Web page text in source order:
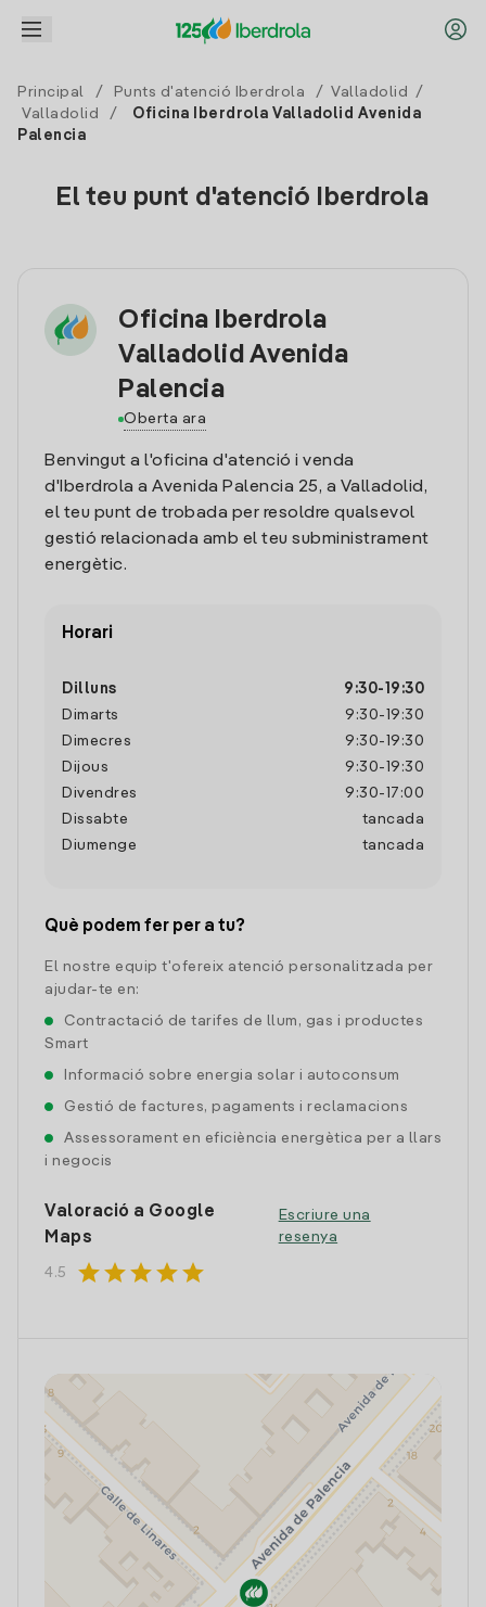
Principal / Punts d'atenció Iberdrola / Valladolid
/
Valladolid
/
Oficina Iberdrola Valladolid Avenida
Palencia
El teu punt d'atenció Iberdrola
Oficina Iberdrola
Valladolid Avenida
Palencia
Oberta ara
Benvingut a l'oficina d'atenció i venda
d'Iberdrola a Avenida Palencia 25, a Valladolid,
el teu punt de trobada per resoldre qualsevol
gestió relacionada amb el teu subministrament
energètic.
Horari
Dilluns 9:30- 19:30
Dimarts
9:30- 19:30
Dimecres
9:30- 19:30
Dijous
9:30- 19:30
Divendres
9:30- 17:00
Dissabte
tancada
Diumenge
tancada
Què podem fer per a tu?
El nostre equip t'ofereix atenció personalitzada per
ajudar-te en:
Contractació de tarifes de llum, gas i productes
Smart
Informació sobre energia solar i autoconsum
Gestió de factures, pagaments i reclamacions
Assessorament en eficiència energètica per a llars
i negocis
Valoració a Google
Maps
4.5 starstarstarstarstar
Escriure una
resenya